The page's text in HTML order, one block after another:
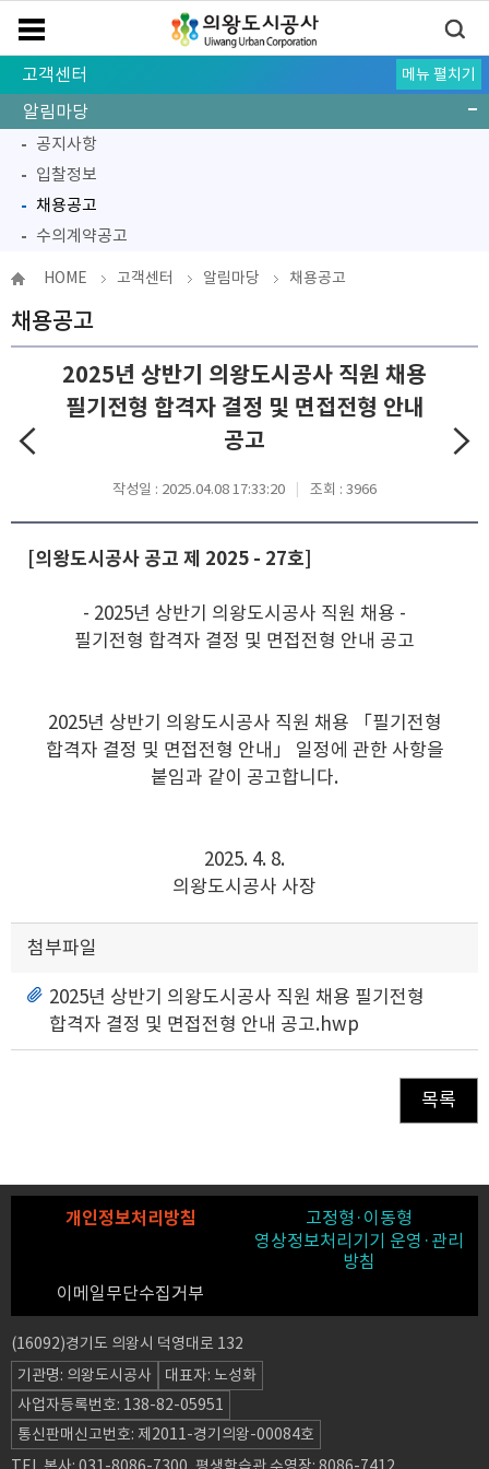
고객센터
고객참여마당
고객만족공모
주민참여예산
고객피해구제절차
알림마당
공지사항
입찰정보
채용공고
수의계약공고
고객 중심 경영
메뉴 펼치기
HOME 고객센터 알림마당 채용공고
채용공고
2025년 상반기 의왕도시공사 직원 채용
필기전형 합격자 결정 및 면접전형 안내
공고
작성일 : 2025.04.08 17:33:20 조회 : 3966
[의왕도시공사 공고 제 2025 - 27호]
- 2025년 상반기 의왕도시공사 직원 채용 -
필기전형 합격자 결정 및 면접전형 안내 공고
2025년 상반기 의왕도시공사 직원 채용 「필기전형
합격자 결정 및 면접전형 안내」 일정에 관한 사항을
붙임과 같이 공고합니다.
2025. 4. 8.
의왕도시공사 사장
첨부파일
2025년 상반기 의왕도시공사 직원 채용 필기전형
합격자 결정 및 면접전형 안내 공고.hwp
목록
개인정보처리방침 고정형·이동형
영상정보처리기기 운영·관리
방침
이메일무단수집거부
(16092)경기도 의왕시 덕영대로 132
기관명: 의왕도시공사
대표자: 노성화
사업자등록번호: 138-82-05951
통신판매신고번호: 제2011-경기의왕-00084호